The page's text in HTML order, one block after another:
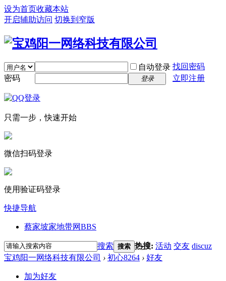
设为首页收藏本站
开启辅助访问 切换到窄版
自动登录 找回密码
密码
登录 立即注册
只需一步，快速开始
微信扫码登录
使用验证码登录
快捷导航
蔡家坡家地带网BBS
搜索 搜索 热搜: 活动 交友 discuz
宝鸡阳一网络科技有限公司 › 初心8264 › 好友
加为好友